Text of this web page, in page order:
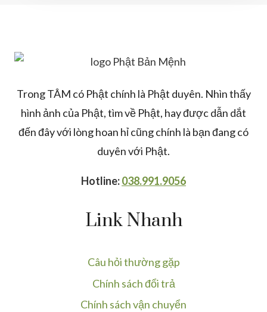
CỦA
CHIẾC
ĐỒNG
Trong TÂM có Phật chính là Phật duyên. Nhìn thấy
hình ảnh của Phật, tìm về Phật, hay được dẫn dắt
đến đây với lòng hoan hỉ cũng chính là bạn đang có
duyên với Phật.
Hotline:038.991.9056
Link Nhanh
Câu hỏi thường gặp
Chính sách đổi trả
Chính sách vận chuyển